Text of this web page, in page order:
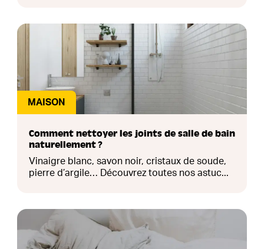
MAISON
Comment nettoyer les joints de salle de bain
naturellement ?
Vinaigre blanc, savon noir, cristaux de soude,
pierre d’argile… Découvrez toutes nos astuc...